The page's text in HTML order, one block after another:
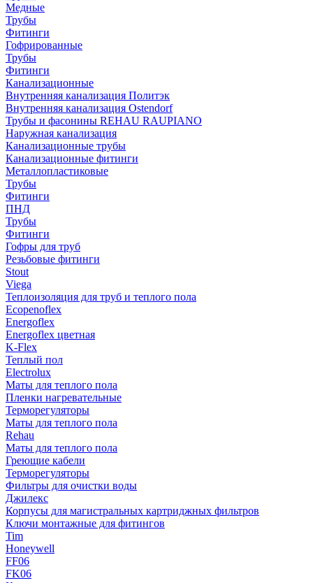
Медные
Трубы
Фитинги
Гофрированные
Трубы
Фитинги
Канализационные
Внутренняя канализация Политэк
Внутренняя канализация Ostendorf
Трубы и фасонины REHAU RAUPIANO
Наружная канализация
Канализационные трубы
Канализационные фитинги
Металлопластиковые
Трубы
Фитинги
ПНД
Трубы
Фитинги
Гофры для труб
Резьбовые фитинги
Stout
Viega
Теплоизоляция для труб и теплого пола
Ecopenoflex
Energoflex
Energoflex цветная
K-Flex
Теплый пол
Electrolux
Маты для теплого пола
Пленки нагревательные
Терморегуляторы
Маты для теплого пола
Rehau
Маты для теплого пола
Греющие кабели
Терморегуляторы
Фильтры для очистки воды
Джилекс
Корпусы для магистральных картриджных фильтров
Ключи монтажные для фитингов
Tim
Honeywell
FF06
FK06